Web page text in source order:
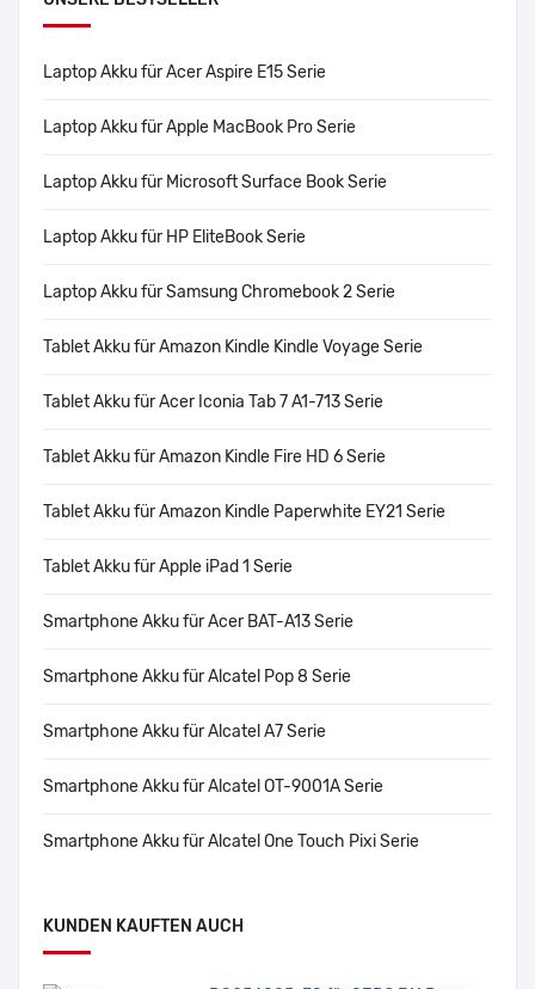
Laptop Akku für Acer Aspire E15 Serie
Laptop Akku für Apple MacBook Pro Serie
Laptop Akku für Microsoft Surface Book Serie
Laptop Akku für HP EliteBook Serie
Laptop Akku für Samsung Chromebook 2 Serie
Tablet Akku für Amazon Kindle Kindle Voyage Serie
Tablet Akku für Acer Iconia Tab 7 A1-713 Serie
Tablet Akku für Amazon Kindle Fire HD 6 Serie
Tablet Akku für Amazon Kindle Paperwhite EY21 Serie
Tablet Akku für Apple iPad 1 Serie
Smartphone Akku für Acer BAT-A13 Serie
Smartphone Akku für Alcatel Pop 8 Serie
Smartphone Akku für Alcatel A7 Serie
Smartphone Akku für Alcatel OT-9001A Serie
Smartphone Akku für Alcatel One Touch Pixi Serie
KUNDEN KAUFTEN AUCH